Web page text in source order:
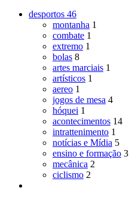
desportos 46
montanha 1
combate 1
extremo 1
bolas 8
artes marciais 1
artísticos 1
aereo 1
jogos de mesa 4
hóquei 1
acontecimentos 14
intrattenimento 1
notícias e Mídia 5
ensino e formação 3
mecânica 2
ciclismo 2